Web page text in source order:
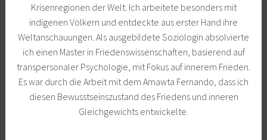
Krisenregionen der Welt. Ich arbeitete besonders mit
indigenen Völkern und entdeckte aus erster Hand ihre
Weltanschauungen. Als ausgebildete Soziologin absolvierte
ich einen Master in Friedenswissenschaften, basierend auf
transpersonaler Psychologie, mit Fokus auf innerem Frieden.
Es war durch die Arbeit mit dem Amawta Fernando, dass ich
diesen Bewusstseinszustand des Friedens und inneren
Gleichgewichts entwickelte.